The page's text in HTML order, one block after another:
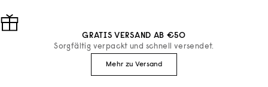
GRATIS VERSAND AB €50
Sorgfältig verpackt und schnell versendet.
Mehr zu Versand